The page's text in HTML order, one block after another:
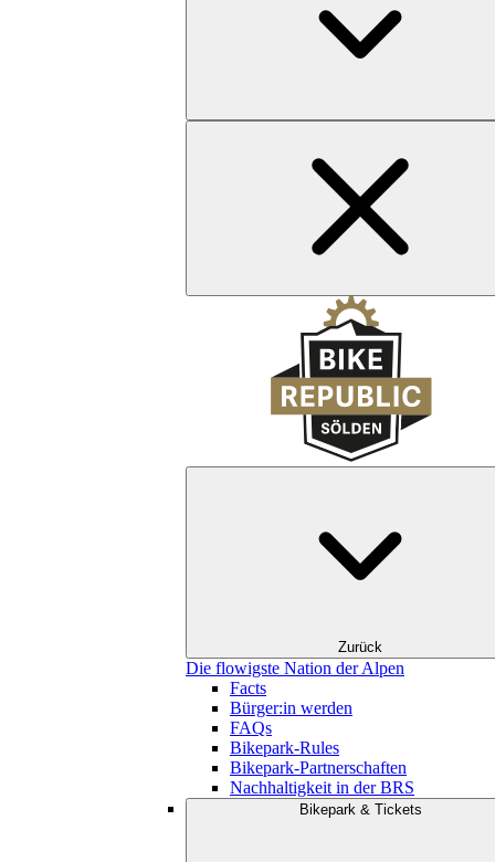
Zurück
Die flowigste Nation der Alpen
Facts
Bürger:in werden
FAQs
Bikepark-Rules
Bikepark-Partnerschaften
Nachhaltigkeit in der BRS
Bikepark & Tickets